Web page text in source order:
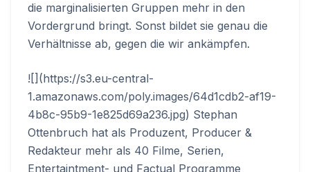
die marginalisierten Gruppen mehr in den
Vordergrund bringt. Sonst bildet sie genau die
Verhältnisse ab, gegen die wir ankämpfen.
![](https://s3.eu-central-
1.amazonaws.com/poly.images/64d1cdb2-af19-
4b8c-95b9-1e825d69a236.jpg) Stephan
Ottenbruch hat als Produzent, Producer &
Redakteur mehr als 40 Filme, Serien,
Entertaintment- und Factual Programme